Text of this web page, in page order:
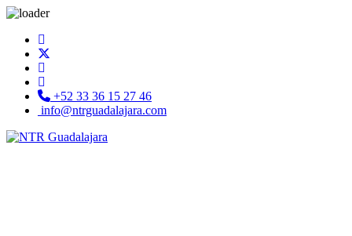
+52 33 36 15 27 46
info@ntrguadalajara.com